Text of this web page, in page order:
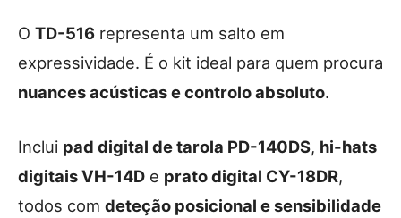
O TD-516 representa um salto em
expressividade. É o kit ideal para quem procura
nuances acústicas e controlo absoluto.
Inclui pad digital de tarola PD-140DS, hi-hats
digitais VH-14D e prato digital CY-18DR,
todos com deteção posicional e sensibilidade